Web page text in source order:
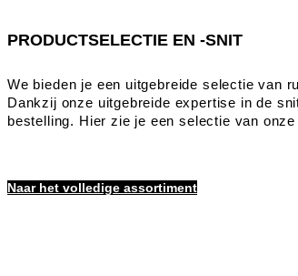
PRODUCTSELECTIE EN -SNIT
We bieden je een uitgebreide selectie van
Dankzij onze uitgebreide expertise in de
bestelling. Hier zie je een selectie van
Naar het volledige assortiment